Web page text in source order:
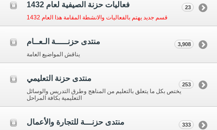
فعاليات حزنة الصيفية لعام 1432
قسم جديد يهتم بالفعاليات والانشطة المقامة هذا العام 1432
23
منتدى حزنـــــة الـعــام
يناقش المواضيع العامة
3,908
منتدى حزنة التعليمي
يختص بكل ما يتعلق بالتعليم من المناهج وطرق التدريس والوسائل
التعليمية بكافة المراحل
253
منتدى حزنـــة للتجارة والأعمال 333